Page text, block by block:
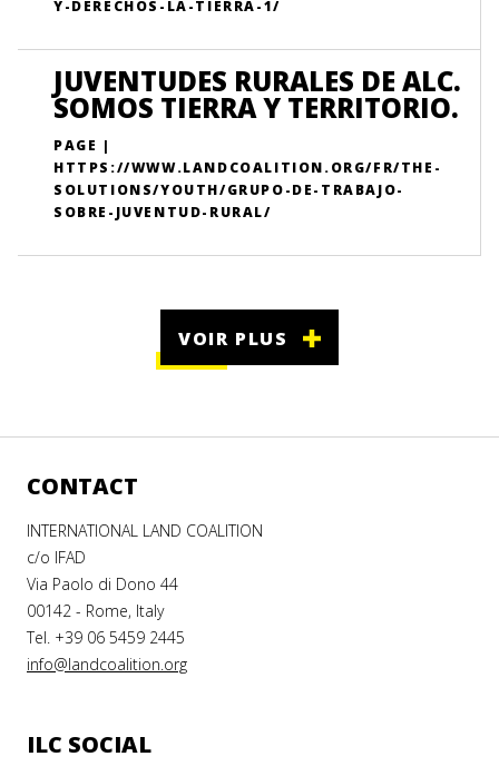
Y-DERECHOS-LA-TIERRA-1/
JUVENTUDES RURALES DE ALC.
SOMOS TIERRA Y TERRITORIO.
PAGE |
HTTPS://WWW.LANDCOALITION.ORG/FR/THE-
SOLUTIONS/YOUTH/GRUPO-DE-TRABAJO-
SOBRE-JUVENTUD-RURAL/
VOIR PLUS
CONTACT
INTERNATIONAL LAND COALITION
c/o IFAD
Via Paolo di Dono 44
00142 - Rome, Italy
Tel. +39 06 5459 2445
info@landcoalition.org
ILC SOCIAL